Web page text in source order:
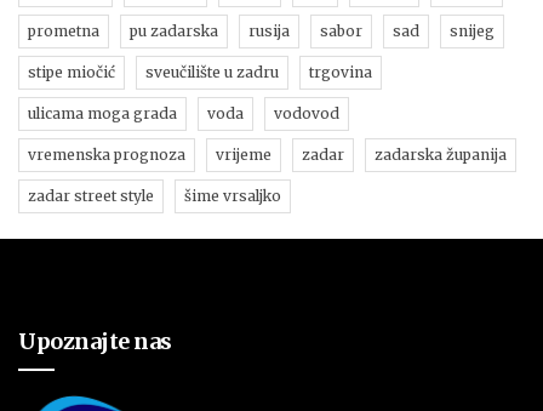
prometna pu zadarska rusija sabor sad snijeg
stipe miočić sveučilište u zadru trgovina
ulicama moga grada voda vodovod
vremenska prognoza vrijeme zadar zadarska županija
zadar street style šime vrsaljko
Upoznajte nas